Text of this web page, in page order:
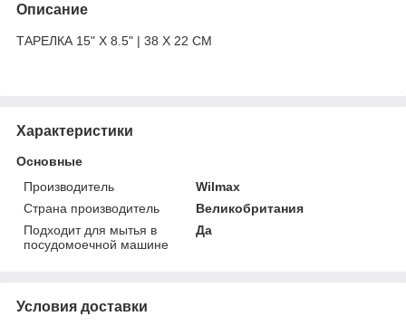
Описание
ТАРЕЛКА 15" X 8.5" | 38 X 22 CM
Характеристики
Основные
Производитель
Wilmax
Страна производитель
Великобритания
Подходит для мытья в
посудомоечной машине
Да
Условия доставки